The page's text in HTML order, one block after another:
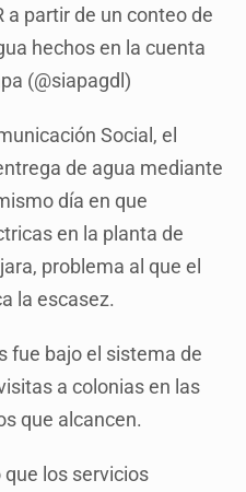
a partir de un conteo de
hechos en la cuenta
(@siapagdl)
Social, el
de agua mediante
día en que
en la planta de
problema al que el
la escasez.
fue bajo el sistema de
a colonias en las
que alcancen.
los servicios